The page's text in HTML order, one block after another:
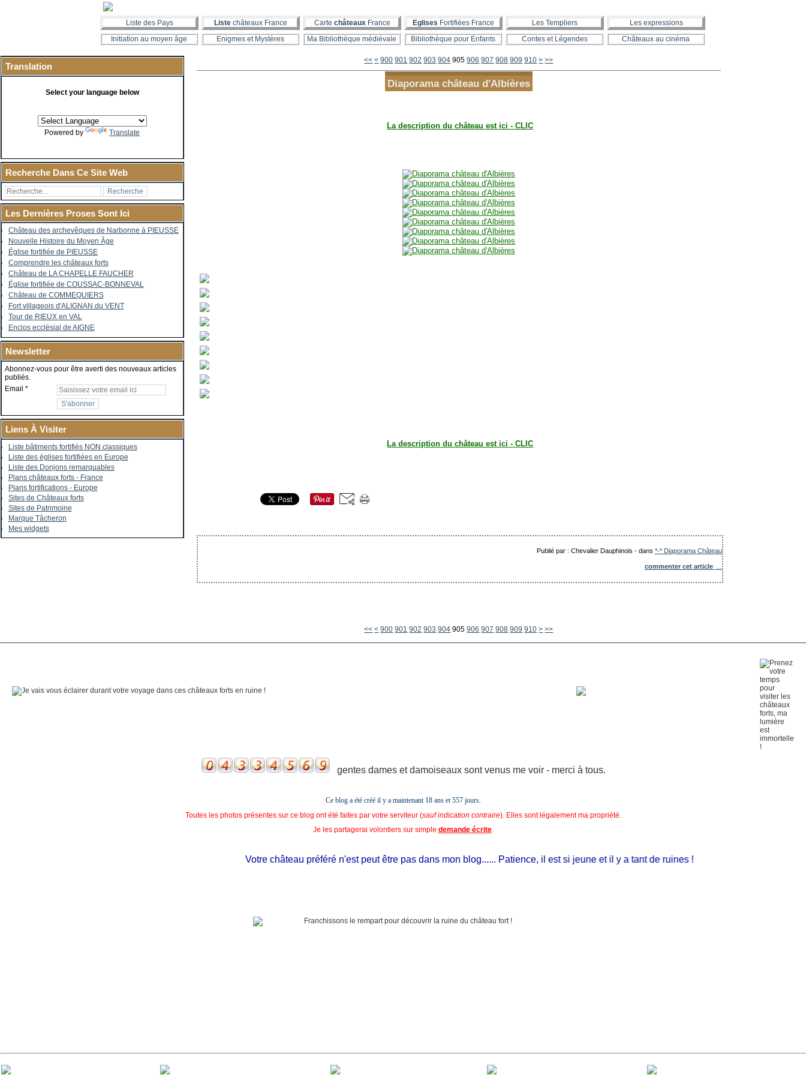
Liste des Pays Liste châteaux France Carte châteauxFrance Eglises Fortifiées France Les Templiers
Les expressions
Initiation au moyen âge
Enigmes et Mystères Ma Bibliothèque médiévale Bibliothèque pour Enfants Contes et Légendes Châteaux au cinéma
Translation
Select your language below
Powered by Translate
Recherche Dans Ce Site Web
Les Dernières Proses Sont Ici
Château des archevêques de Narbonne à PIEUSSE
Nouvelle Histoire du Moyen Âge
Église fortifiée de PIEUSSE
Comprendre les châteaux forts
Château de LA CHAPELLE FAUCHER
Église fortifiée de COUSSAC-BONNEVAL
Château de COMMEQUIERS
Fort villageois d'ALIGNAN du VENT
Tour de RIEUX en VAL
Enclos ecclésial de AIGNE
Newsletter
Abonnez-vous pour être averti des nouveaux articles
publiés.
Email
Liens À Visiter
Liste bâtiments fortifiés NON classiques
Liste des églises fortifiées en Europe
Liste des Donjons remarquables
Plans châteaux forts - France
Plans fortifications - Europe
Sites de Châteaux forts
Sites de Patrimoine
Marque Tâcheron
Mes widgets
<< < 900 901 902 903 904 905 906 907 908 909 910 920
930
940
950
960
970
980
990
1000
> >>
Diaporama château d'Albières
La description du château est ici - CLIC
La description du château est ici - CLIC
Publié par : Chevalier Dauphinois -dans *-* Diaporama Château
commenter cet article
<< < 900 901 902 903 904 905 906 907 908 909 910 920
930
940
950
960
970
980
990
1000
> >>
gentes dames et damoiseaux sont venus me voir - merci à tous.
Ce blog a été créé il y a maintenant 18 ans et557 jours.
Toutes les photos présentes sur ce blog ont été faites par votre serviteur (sauf indication contraire). Elles sont légalement ma propriété.
Je les partagerai volontiers sur simple demande écrite.
Votre château préféré n'est peut être pas dans mon blog...... Patience, il est si jeune et il y a tant de ruines !